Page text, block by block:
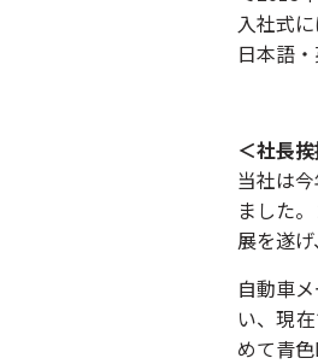
入社式
日本語
＜社長
当社は
ました
展を遂
自動車
い、現
めて青